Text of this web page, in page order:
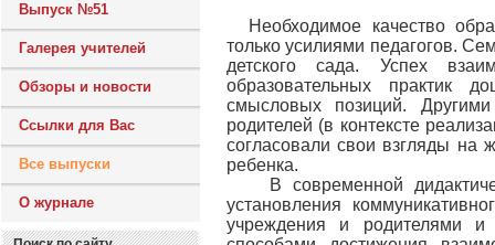
Выпуск №51
Галерея учителей
Обзоры и новости
Ссылки для Вас
Все выпуски
О журнале
Необходимое качество
только усилиями педагогов.
детского сада. Успех
образовательных практик
смысловых позиций.
родителей (в контексте
согласовали свои взгляды на
ребенка.
В современной
установления
учреждения и родителями и